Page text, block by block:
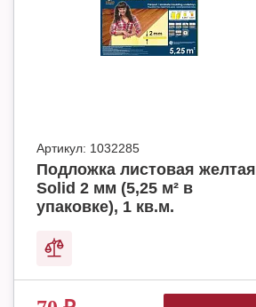
Артикул: 1032285
Подложка листовая желтая
Solid 2 мм (5,25 м² в
упаковке), 1 кв.м.